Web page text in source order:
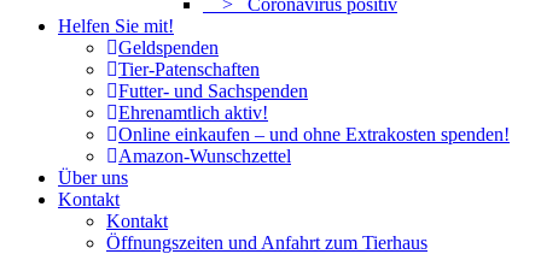
> Coronavirus positiv
Helfen Sie mit!
Geldspenden
Tier-Patenschaften
Futter- und Sachspenden
Ehrenamtlich aktiv!
Online einkaufen – und ohne Extrakosten spenden!
Amazon-Wunschzettel
Über uns
Kontakt
Kontakt
Öffnungszeiten und Anfahrt zum Tierhaus